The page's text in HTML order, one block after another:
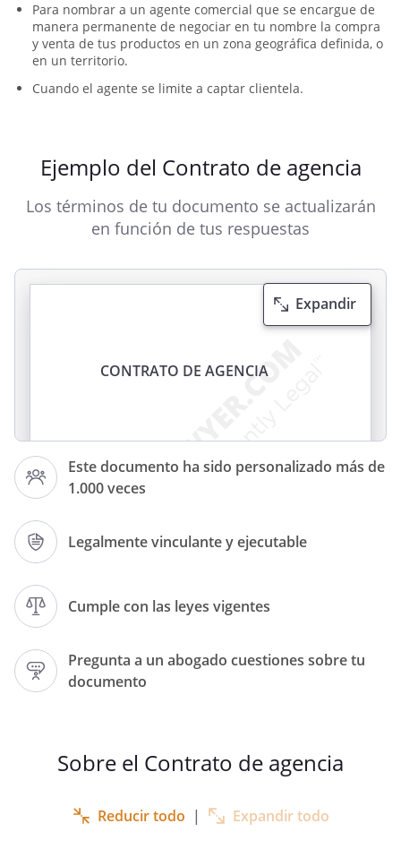
Para nombrar a un agente comercial que se encargue de
manera permanente de negociar en tu nombre la compra
y venta de tus productos en un zona geográfica definida, o
en un territorio.
Cuando el agente se limite a captar clientela.
Ejemplo del Contrato de agencia
Los términos de tu documento se actualizarán
en función de tus respuestas
Este documento ha sido personalizado más de
1.000 veces
Legalmente vinculante y ejecutable
Cumple con las leyes vigentes
Pregunta a un abogado cuestiones sobre tu
documento
Expandir
CONTRATO DE AGENCIA
REUNIDOS
(1)
con domicilio en
, (que en este contrato se llama <<
el empresario >>;
se llama <<
el agente >>.
Sobre el Contrato de agencia
Reducir todo | Expandir todo